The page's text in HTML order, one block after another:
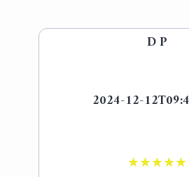
D P
2024-12-
★★★★★